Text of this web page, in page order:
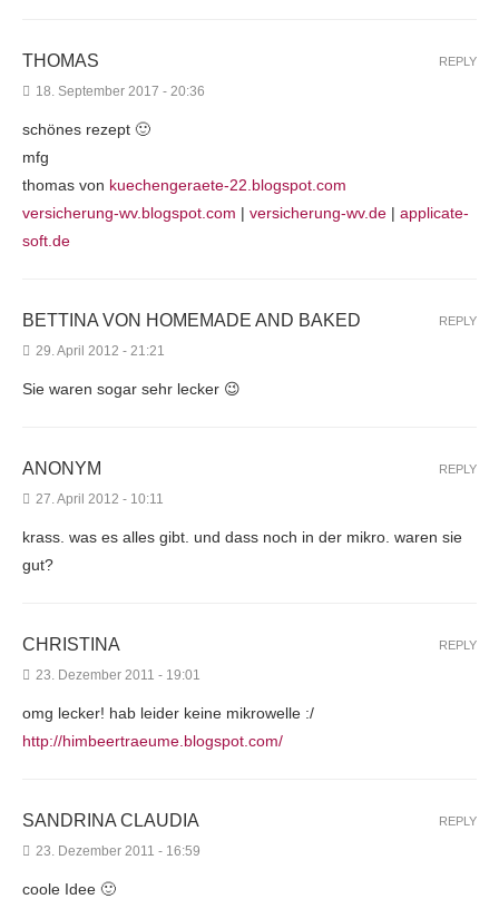
THOMAS
18. September 2017 - 20:36
schönes rezept 🙂
mfg
thomas von kuechengeraete-22.blogspot.com
versicherung-wv.blogspot.com | versicherung-wv.de | applicate-
soft.de
REPLY
BETTINA VON HOMEMADE AND BAKED
29. April 2012 - 21:21
Sie waren sogar sehr lecker 😉
REPLY
ANONYM
27. April 2012 - 10:11
krass. was es alles gibt. und dass noch in der mikro. waren sie
gut?
REPLY
CHRISTINA
23. Dezember 2011 - 19:01
omg lecker! hab leider keine mikrowelle :/
http://himbeertraeume.blogspot.com/
REPLY
SANDRINA CLAUDIA
23. Dezember 2011 - 16:59
coole Idee 🙂
REPLY